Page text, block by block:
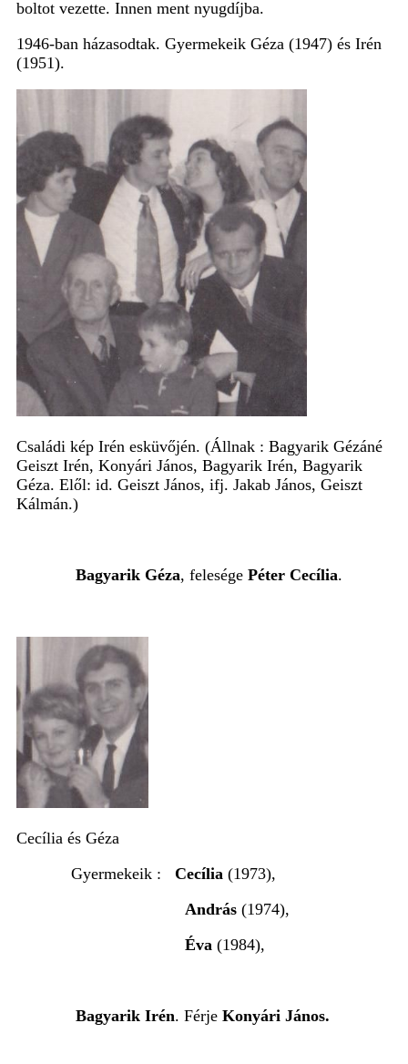
boltot vezette. Innen ment nyugdíjba.
1946-ban házasodtak. Gyermekeik Géza (1947) és Irén
(1951).
Családi kép Irén esküvőjén. (Állnak : Bagyarik Gézáné
Geiszt Irén, Konyári János, Bagyarik Irén, Bagyarik
Géza. Elől: id. Geiszt János, ifj. Jakab János, Geiszt
Kálmán.)
Bagyarik Géza, felesége Péter Cecília.
Cecília és Géza
Gyermekeik : Cecília (1973),
András (1974),
Éva (1984),
Bagyarik Irén. Férje Konyári János.